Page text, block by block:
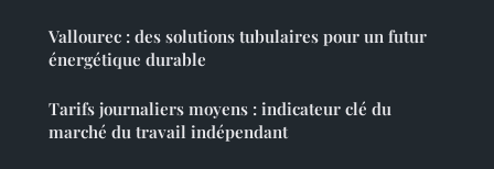
Vallourec : des solutions tubulaires pour un futur
énergétique durable
Tarifs journaliers moyens : indicateur clé du
marché du travail indépendant